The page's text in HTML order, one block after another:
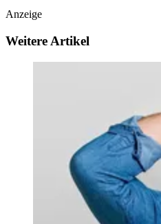
Anzeige
Weitere Artikel